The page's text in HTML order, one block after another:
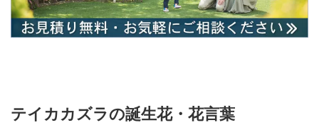
テイカカズラの誕生花・花言葉